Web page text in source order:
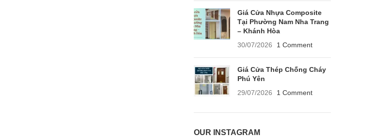
Giá Cửa Nhựa Composite
Tại Phường Nam Nha Trang
– Khánh Hòa
30/07/2026
1 Comment
Giá Cửa Thép Chống Cháy
Phú Yên
29/07/2026
1 Comment
OUR INSTAGRAM